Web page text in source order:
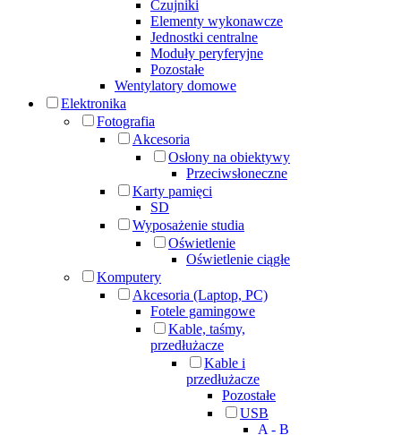
Czujniki
Elementy wykonawcze
Jednostki centralne
Moduły peryferyjne
Pozostałe
Wentylatory domowe
Elektronika
Fotografia
Akcesoria
Osłony na obiektywy
Przeciwsłoneczne
Karty pamięci
SD
Wyposażenie studia
Oświetlenie
Oświetlenie ciągłe
Komputery
Akcesoria (Laptop, PC)
Fotele gamingowe
Kable, taśmy,
przedłużacze
Kable i
przedłużacze
Pozostałe
USB
A - B